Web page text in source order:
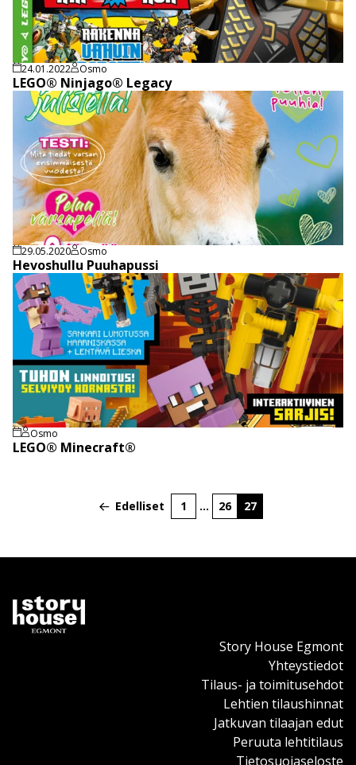
24.01.2022 Osmo
LEGO® Ninjago® Legacy
29.05.2020 Osmo
Hevoshullu Puuhapussi
Osmo
LEGO® Minecraft®
ArtikkelienEdelliset Sivu
1 … Sivu
26 Sivu
27
Story House Egmont
Yhteystiedot
Tilaus- ja toimitusehdot
Lehtien tilaushinnat
Jatkuvan tilaajan edut
Peruuta lehtitilaus
Tietosuojaseloste